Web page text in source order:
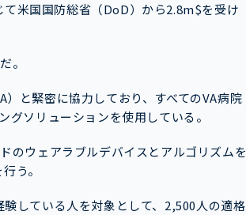
米国国防総省（DoD）から2.8m$を受け
。
と緊密に協力しており、すべてのVA病院
ソリューションを使用している。
ウェアラブルデバイスとアルゴリズムを
う。
している人を対象として、2,500人の適格